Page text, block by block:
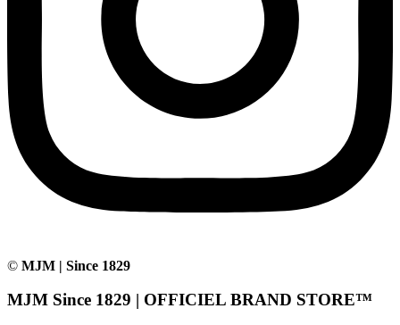
© MJM | Since 1829
MJM Since 1829 | OFFICIEL BRAND STORE™